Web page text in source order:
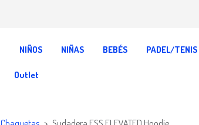
NIÑOS NIÑAS BEBÉS PADEL/TENIS
Outlet